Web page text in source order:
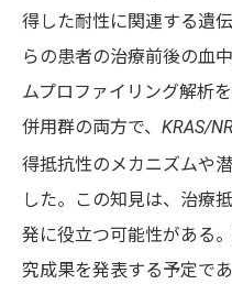
得した耐性に関連する遺
らの患者の治療前後の血
ムプロファイリング解析
併用群の両方で、 KRAS/
得抵抗性のメカニズムや
した。この知見は、治療
発に役立つ可能性がある
究成果を発表する予定であ